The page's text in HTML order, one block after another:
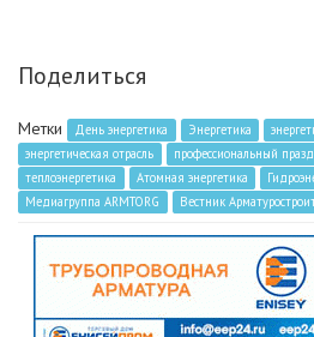
Поделиться
Метки День энергетика Энергетика
энергетическая отрасль
профессиональный
теплоэнергетика
Атомная энергетика
Медиагруппа ARMTORG
Вестник